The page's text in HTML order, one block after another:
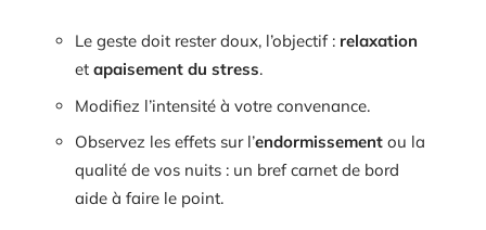
Le geste doit rester doux, l’objectif : relaxation
et apaisement du stress.
Modifiez l’intensité à votre convenance.
Observez les effets sur l’endormissement ou la
qualité de vos nuits : un bref carnet de bord
aide à faire le point.